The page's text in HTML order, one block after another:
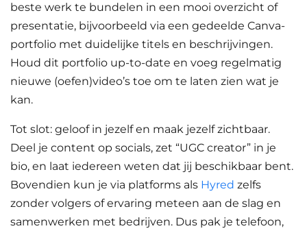
beste werk te bundelen in een mooi overzicht of
presentatie, bijvoorbeeld via een gedeelde Canva-
portfolio met duidelijke titels en beschrijvingen.
Houd dit portfolio up-to-date en voeg regelmatig
nieuwe (oefen)video’s toe om te laten zien wat je
kan.
Tot slot: geloof in jezelf en maak jezelf zichtbaar.
Deel je content op socials, zet “UGC creator” in je
bio, en laat iedereen weten dat jij beschikbaar bent.
Bovendien kun je via platforms als Hyred zelfs
zonder volgers of ervaring meteen aan de slag en
samenwerken met bedrijven. Dus pak je telefoon,